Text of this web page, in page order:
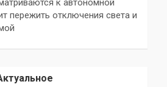
к автономной
пережить отключения света и